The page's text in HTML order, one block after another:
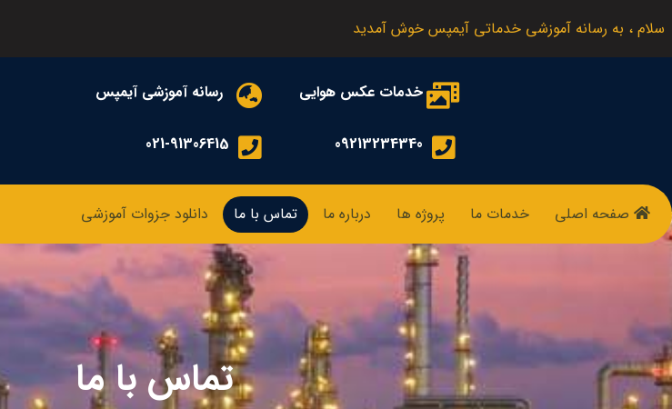
سلام ، به رسانه آموزشی خدماتی آیمپس خوش آمدید
خدمات عکس هوایی
09213234340
رسانه آموزشی آیمپس
021-91306415
صفحه اصلی خدمات ما پروژه ها درباره ما تماس با ما دانلود جزوات آموزشی
تماس با ما